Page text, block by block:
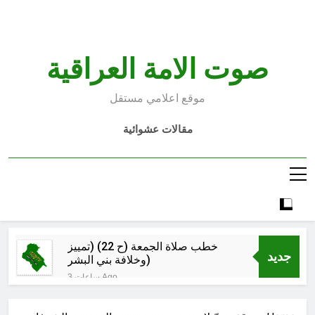
صوت الامة العراقية
موقع اعلامي مستقل
مقالات عشوائية
جديد
خطب صلاة الجمعة (ح 22) (تمييز
وخلافة بني البشر)
3 ساعات Ago